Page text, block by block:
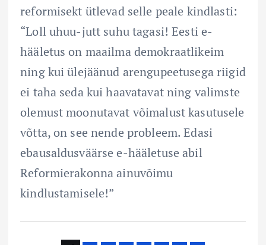
reformisekt ütlevad selle peale kindlasti:
“Loll uhuu-jutt suhu tagasi! Eesti e-
hääletus on maailma demokraatlikeim
ning kui ülejäänud arengupeetusega riigid
ei taha seda kui haavatavat ning valimste
olemust moonutavat võimalust kasutusele
võtta, on see nende probleem. Edasi
ebausaldusväärse e-hääletuse abil
Reformierakonna ainuvõimu
kindlustamisele!”